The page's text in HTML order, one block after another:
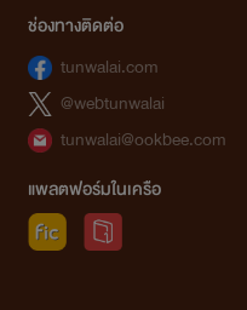
ช่องทางติดต่อ
tunwalai.com
@webtunwalai
tunwalai@ookbee.com
แพลตฟอร์มในเครือ